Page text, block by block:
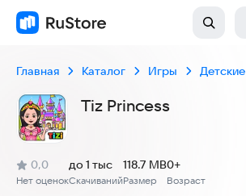
Главная Каталог Игры Детские
Tiz Princess
Рейтинг:
0,0
(
Нет оценок
)
Скачиваний
до 1 тыс
Размер
118.7 MB
Возраст
0+